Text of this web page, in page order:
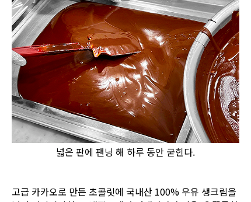
넓은 판에 팬닝 해 하루 동안 굳힌다.
고급 카카오로 만든 초콜릿에 국내산 100% 우유 생크림을